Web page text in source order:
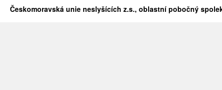
Českomoravská unie neslyšících z.s., oblastní pobočný